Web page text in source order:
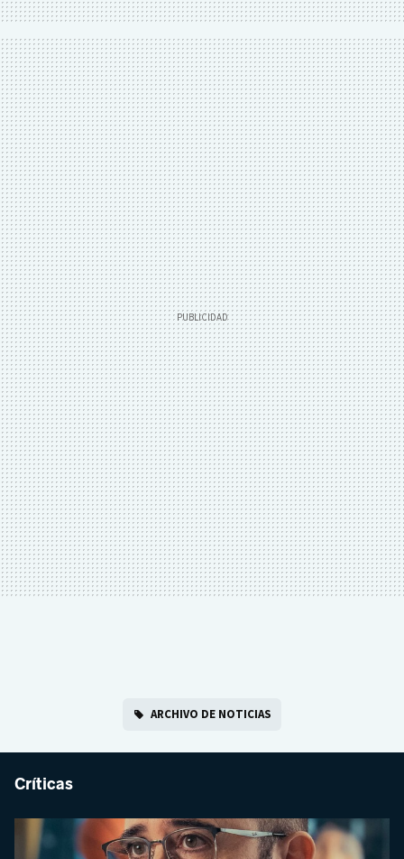
ARCHIVO DE NOTICIAS
Críticas